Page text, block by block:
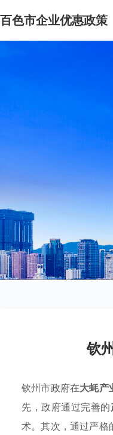
百色市企业优惠政策
钦
钦州市政府在大蚝产
先，政府通过完善的
术。其次，通过严格